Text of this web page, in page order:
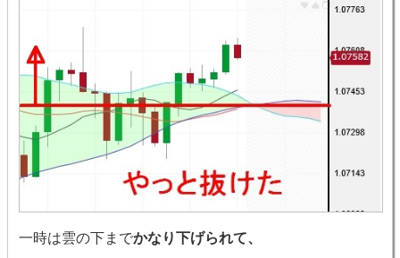
一時は雲の下までかなり下げられて、